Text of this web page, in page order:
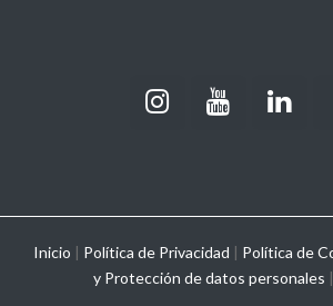
Inicio | Política de Privacidad | Política de
y Protección de datos personales |